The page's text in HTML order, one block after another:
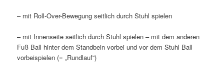
– mit Roll-Over-Bewegung seitlich durch Stuhl spielen
– mit Innenseite seitlich durch Stuhl spielen – mit dem anderen
Fuß Ball hinter dem Standbein vorbei und vor dem Stuhl Ball
vorbeispielen (= „Rundlauf“)